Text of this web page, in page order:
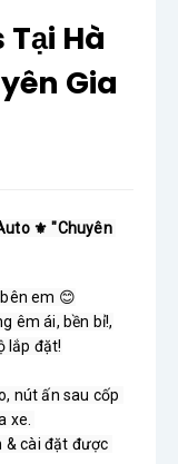
Hà
Gia
⚜ "Chuyên
em 😊
êm ái, bền bỉ!,
lắp đặt!
nút ấn sau cốp
xe.
& cài đặt được